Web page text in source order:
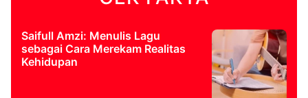
Saifull Amzi: Menulis Lagu
sebagai Cara Merekam Realitas
Kehidupan